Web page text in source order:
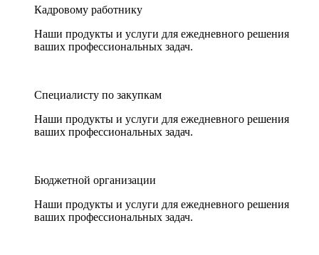
Кадровому работнику
Наши продукты и услуги для ежедневного решения
ваших профессиональных задач.
Специалисту по закупкам
Наши продукты и услуги для ежедневного решения
ваших профессиональных задач.
Бюджетной организации
Наши продукты и услуги для ежедневного решения
ваших профессиональных задач.